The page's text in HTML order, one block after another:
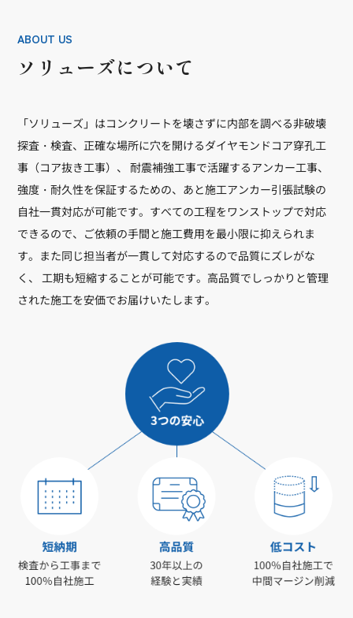
ABOUT US
ソリューズについて
「ソリューズ」はコンクリートを壊さずに内部を調べる非破壊
探査・検査、正確な場所に穴を開けるダイヤモンドコア穿孔工
事（コア抜き工事）、 耐震補強工事で活躍するアンカー工事、
強度・耐久性を保証するための、あと施工アンカー引張試験の
自社一貫対応が可能です。すべての工程をワンストップで対応
できるので、ご依頼の手間と施工費用を最小限に抑えられま
す。また同じ担当者が一貫して対応するので品質にズレがな
く、 工期も短縮することが可能です。高品質でしっかりと管理
された施工を安価でお届けいたします。